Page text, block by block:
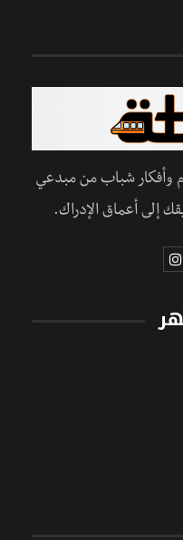
وأفكار شباب من مبدعي
إلى أعماق الإدراك.